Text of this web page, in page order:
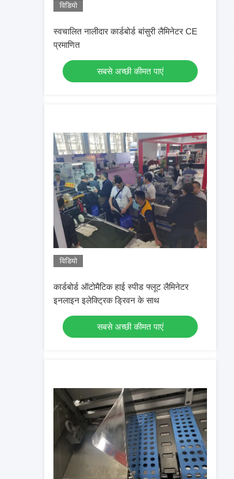
विडियो
स्वचालित नालीदार कार्डबोर्ड बांसुरी लैमिनेटर CE
प्रमाणित
सबसे अच्छी कीमत पाएं
विडियो
कार्डबोर्ड ऑटोमैटिक हाई स्पीड फ्लूट लैमिनेटर
इनलाइन इलेक्ट्रिक ड्रिवन के साथ
सबसे अच्छी कीमत पाएं